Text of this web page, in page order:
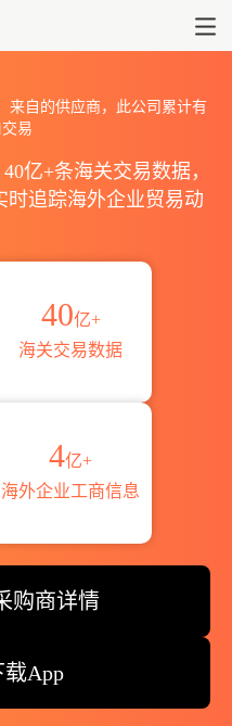
来自的供应商，此公司累计有
易
亿+条海关交易数据，
追踪海外企业贸易动
40亿+
海关交易数据
4亿+
海外企业工商信息
购商详情
App